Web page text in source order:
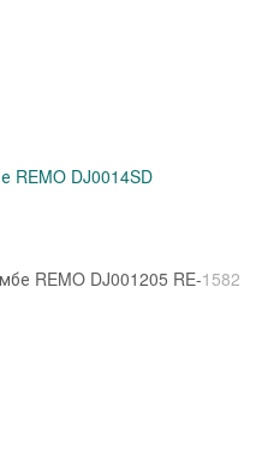
REMO DJ0014SD